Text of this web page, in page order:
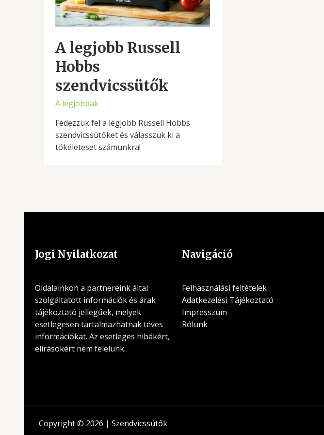
A legjobb Russell
Hobbs
szendvicssütők
A legjobbak
Fedezzük fel a legjobb Russell Hobbs
szendvicssütőket és válasszuk ki a
tökéleteset számunkra!
Jogi Nyilatkozat
Oldalainkon a partnereink által
szolgáltatott információk és árak
tájékoztató jellegűek, melyek
esetlegesen tartalmazhatnak téves
információkat. Az esetleges hibákért,
elírásokért nem felelünk.
Navigáció
Felhasználási feltételek
Adatkezelési Tájékoztató
Impresszum
Rólunk
Copyright © 2026 | Szendvicssütők